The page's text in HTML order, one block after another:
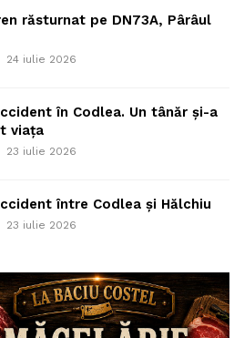
răsturnat pe DN73A, Pârâul
24 iulie 2026
în Codlea. Un tânăr și-a
viața
23 iulie 2026
între Codlea și Hălchiu
23 iulie 2026